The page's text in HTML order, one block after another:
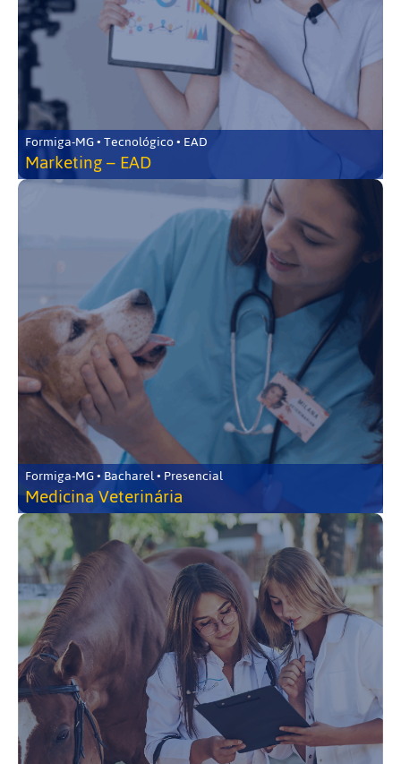
Formiga-MG • Tecnológico • EAD
Marketing – EAD
Formiga-MG • Bacharel • Presencial
Medicina Veterinária